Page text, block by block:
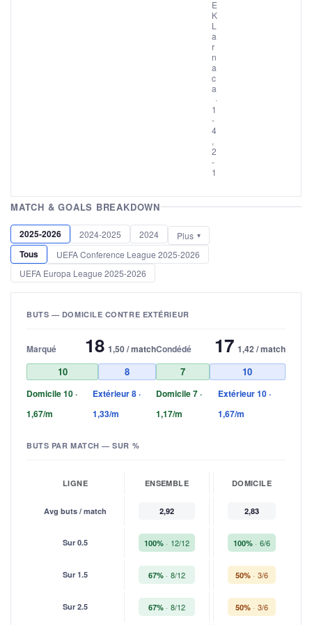
E
K
L
a
r
n
a
c
a
·
1
-
4
,
2
-
1
MATCH & GOALS BREAKDOWN
2025-2026 2024-2025 2024 Plus
Tous
UEFA Conference League 2025-2026
UEFA Europa League 2025-2026
BUTS — DOMICILE CONTRE EXTÉRIEUR
Marqué 18 1,50 / match
10 8
Domicile 10 ·
1,67/m
Extérieur 8 ·
1,33/m
Condédé 17 1,42 / match
7 10
Domicile 7 ·
1,17/m
Extérieur 10 ·
1,67/m
BUTS PAR MATCH — SUR %
LIGNE ENSEMBLE DOMICILE
Avg buts / match 2,92 2,83
Sur 0.5 100% 12/12 100% 6/6
Sur 1.5 67% 8/12 50% 3/6
Sur 2.5 67% 8/12 50% 3/6